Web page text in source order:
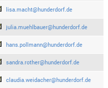
lisa.macht@hunderdorf.de
julia.muehlbauer@hunderdorf.de
hans.pollmann@hunderdorf.de
sandra.rother@hunderdorf.de
claudia.weidacher@hunderdorf.de